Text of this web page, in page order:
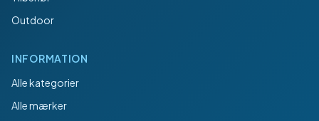
Outdoor
INFORMATION
Alle kategorier
Alle mærker